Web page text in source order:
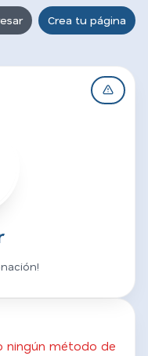
Crea tu página
ningún método de